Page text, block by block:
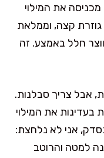
מכניסה את המילוי
קצה, וממלאת
חלל באמצע. זה
אבל צריך סבלנות.
בעדינות את המילוי
אני לא נלחצת:
למטה והרוטב